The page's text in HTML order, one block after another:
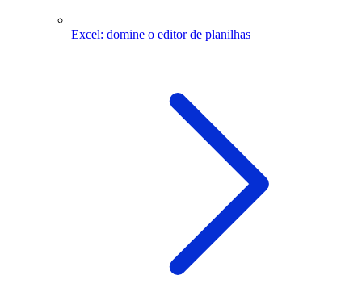
Excel: domine o editor de planilhas